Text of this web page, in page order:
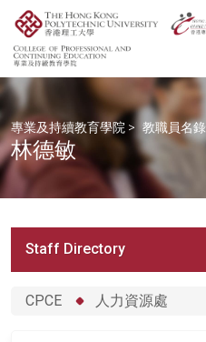
專業及持續教育學院 > 教職員名錄
林德敏
Staff Directory
CPCE 人力資源處